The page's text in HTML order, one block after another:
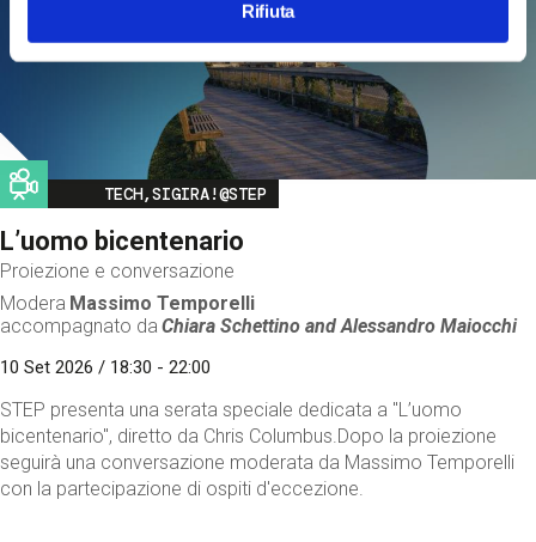
Rifiuta
Image
TECH,SIGIRA!@STEP
L’uomo bicentenario
Proiezione e conversazione
Modera Massimo Temporelli
accompagnato da Chiara Schettino andAlessandro Maiocchi
10 Set 2026 / 18:30 - 22:00
STEP presenta una serata speciale dedicata a "L’uomo
bicentenario", diretto da Chris Columbus.Dopo la proiezione
seguirà una conversazione moderata da Massimo Temporelli
con la partecipazione di ospiti d'eccezione.